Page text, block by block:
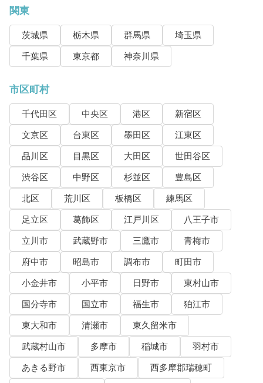
関東
茨城県 栃木県 群馬県
埼玉県
千葉県
東京都 神奈川県
市区町村
千代田区 中央区 港区
新宿区
文京区
台東区 墨田区
江東区
品川区
目黒区 大田区
世田谷区
渋谷区
中野区 杉並区
豊島区
北区
荒川区 板橋区
練馬区
足立区
葛飾区 江戸川区
八王子市
立川市
武蔵野市 三鷹市
青梅市
府中市
昭島市 調布市
町田市
小金井市
小平市 日野市
東村山市
国分寺市
国立市 福生市
狛江市
東大和市
清瀬市
東久留米市
武蔵村山市
多摩市 稲城市
羽村市
あきる野市
西東京市
西多摩郡瑞穂町